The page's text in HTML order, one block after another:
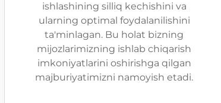
ishlashining silliq kechishini va
ularning optimal foydalanilishini
ta'minlagan. Bu holat bizning
mijozlarimizning ishlab chiqarish
imkoniyatlarini oshirishga qilgan
majburiyatimizni namoyish etadi.